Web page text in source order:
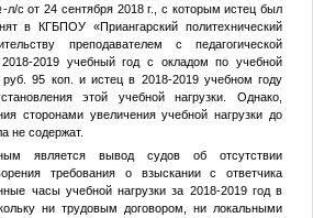
-л/с от 24 сентября 2018 г., с которым истец был
в КГБПОУ «Приангарский политехнический
преподавателем с педагогической
2019 учебный год с окладом по учебной
руб. 95 коп. и истец в 2018-2019 учебном году
этой учебной нагрузки. Однако,
сторонами увеличения учебной нагрузки до
не содержат.
является вывод судов об отсутствии
требования о взыскании с ответчика
часы учебной нагрузки за 2018-2019 год в
ни трудовым договором, ни локальными